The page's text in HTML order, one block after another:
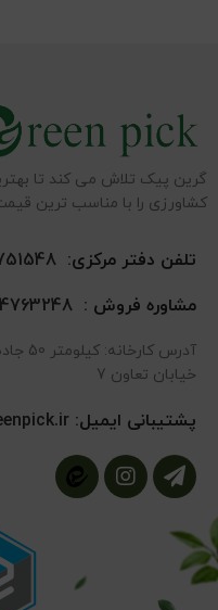
گرین پیک تلاش می کند تا
کشاورزی را با مناسب ترین
تلفن دفتر مرکزی:021
مشاوره فروش :
آدرس
خیابان تعاون 7
پشتیبانی ایمیل: